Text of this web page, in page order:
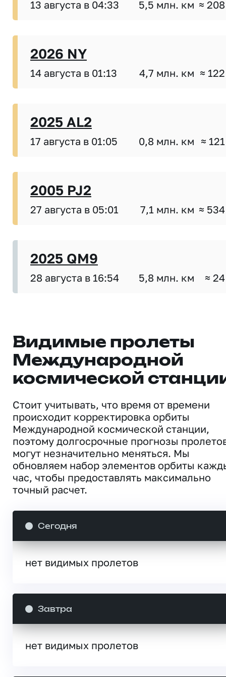
13 августа в 04:33 5,5 млн. км ≈
2026 NY
14 августа в 01:13 4,7 млн. км ≈
2025 AL2
17 августа в 01:05 0,8 млн. км ≈
2005 PJ2
27 августа в 05:01 7,1 млн. км ≈
2025 QM9
28 августа в 16:54 5,8 млн. км ≈
Видимые пролеты
Международной
космической
Стоит учитывать, что время от времени
происходит корректировка орбиты
Международной космической станции,
поэтому долгосрочные прогнозы
могут незначительно меняться. Мы
обновляем набор элементов орбиты
час, чтобы предоставлять максимально
точный расчет.
Сегодня
нет видимых пролетов
Завтра
нет видимых пролетов